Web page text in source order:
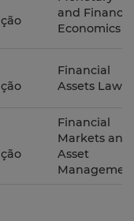
and
Economics
Financial
Assets Law
Financial
Markets and
Asset